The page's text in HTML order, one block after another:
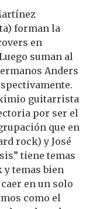
forman la
en
suman al
Anders
guitarrista
por ser el
que en
rock) y José
tiene temas
y temas bien
en un solo
como el